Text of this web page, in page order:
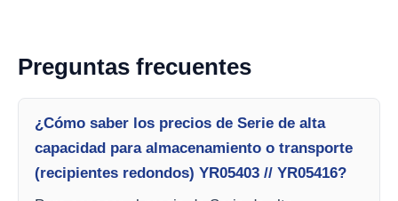
Preguntas frecuentes
¿Cómo saber los precios de Serie de alta
capacidad para almacenamiento o transporte
(recipientes redondos) YR05403 // YR05416?